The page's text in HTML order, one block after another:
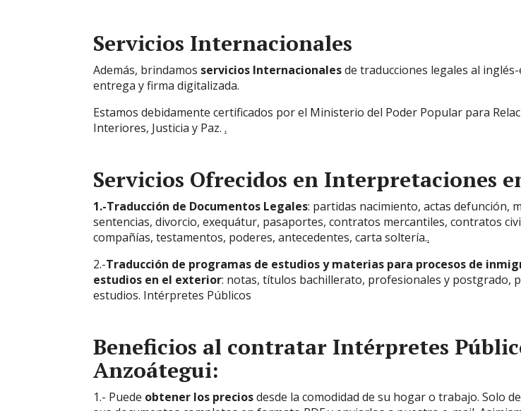
Servicios Internacionales
Además, brindamos servicios Internacionalesde traducciones legales al
entrega y firma digitalizada.
Estamos debidamente certificados por el Ministerio del Poder Popular para
Interiores, Justicia y Paz. .
Servicios Ofrecidos en Interpretaciones
1.-Traducción de Documentos Legales: partidas nacimiento, actas defunción,
sentencias, divorcio, exequátur, pasaportes, contratos mercantiles, contratos
compañías, testamentos, poderes, antecedentes, carta soltería..
2.-Traducción de programas de estudios y materias para procesos de
estudios en el exterior: notas, títulos bachillerato, profesionales y postgrado,
estudios. Intérpretes Públicos
Beneficios al contratar Intérpretes
Anzoátegui:
1.- Puede obtener los preciosdesde la comodidad de su hogar o trabajo. Solo